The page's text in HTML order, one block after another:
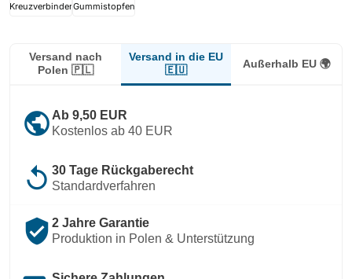
KreuzverbinderGummistopfen
Versand nach
Polen 🇵🇱
Versand in die EU
🇪🇺
Außerhalb EU 🌍
public Ab 9,50 EUR
Kostenlos ab 40 EUR
replay 30 Tage Rückgaberecht
Standardverfahren
verified_user 2 Jahre Garantie
Produktion in Polen & Unterstützung